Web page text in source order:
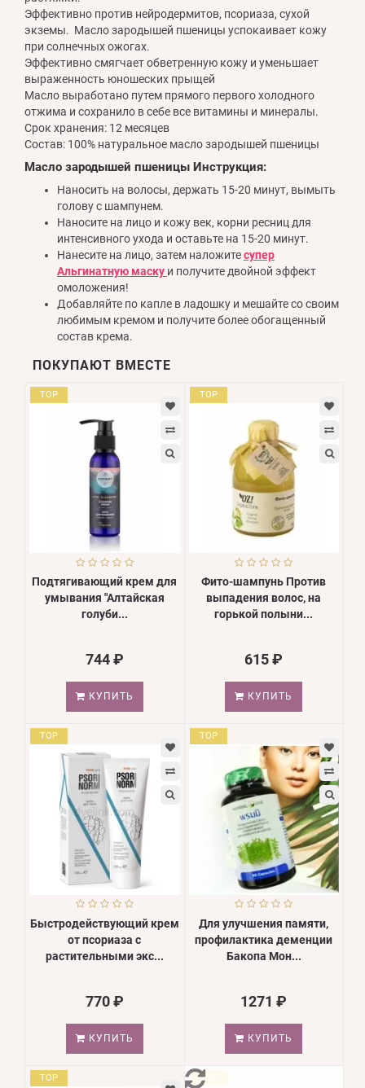
Эффективно против нейродермитов, псориаза, сухой
экземы. Масло зародышей пшеницы успокаивает кожу
при солнечных ожогах.
Эффективно смягчает обветренную кожу и уменьшает
выраженность юношеских прыщей
Масло выработано путем прямого первого холодного
отжима и сохранило в себе все витамины и минералы.
Срок хранения: 12 месяцев
Состав: 100% натуральное масло зародышей пшеницы
Масло зародышей пшеницы Инструкция:
Наносить на волосы, держать 15-20 минут, вымыть
голову с шампунем.
Наносите на лицо и кожу век, корни ресниц для
интенсивного ухода и оставьте на 15-20 минут.
Нанесите на лицо, затем наложитесупер
Альгинатную маску и получите двойной эффект
омоложения!
Добавляйте по капле в ладошку и мешайте со своим
любимым кремом и получите более обогащенный
состав крема.
ПОКУПАЮТ ВМЕСТЕ
TOP
Подтягивающий крем для
умывания "Алтайская
голуби...
744 ₽
КУПИТЬ
TOP
Фито-шампунь Против
выпадения волос, на
горькой полыни...
615 ₽
КУПИТЬ
TOP
Быстродействующий крем
от псориаза с
растительными экс...
770 ₽
КУПИТЬ
TOP
Для улучшения памяти,
профилактика деменции
Бакопа Мон...
1271 ₽
КУПИТЬ
TOP TOP